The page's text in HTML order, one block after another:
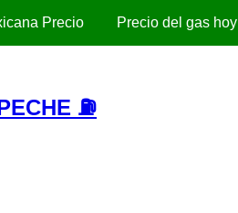
Precio Precio del gas hoy
⛽